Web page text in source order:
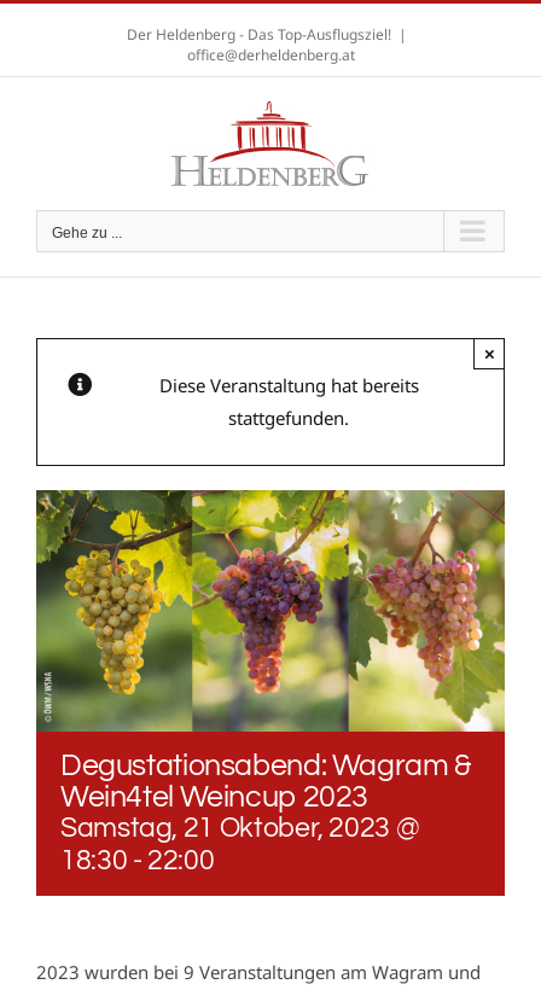
springen
Der Heldenberg - Das Top-Ausflugsziel! |
office@derheldenberg.at
A A A
Gehe zu ...
Diese Veranstaltung hat bereits
stattgefunden.
×
Degustationsabend: Wagram &
Wein4tel Weincup 2023
Samstag, 21 Oktober, 2023 @
18:30 - 22:00
2023 wurden bei 9 Veranstaltungen am Wagram und